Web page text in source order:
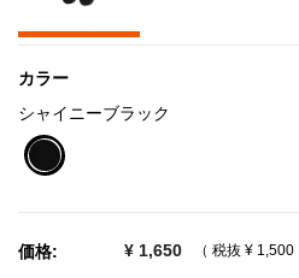
カラー
シャイニーブラック
価格: ¥ 1,650 （ 税抜 ¥ 1,500